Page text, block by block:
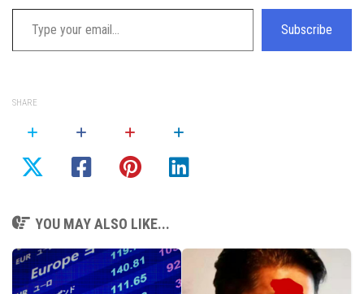
Type your email…
Subscribe
SHARE
YOU MAY ALSO LIKE...